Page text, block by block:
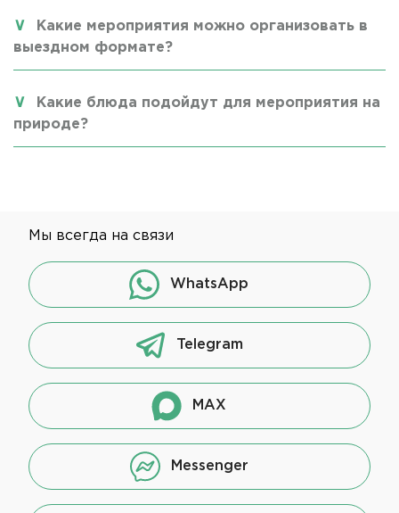
Какие мероприятия можно организовать в
выездном формате?
Какие блюда подойдут для мероприятия на
природе?
Мы всегда на связи
WhatsApp
Telegram
MAX
Messenger